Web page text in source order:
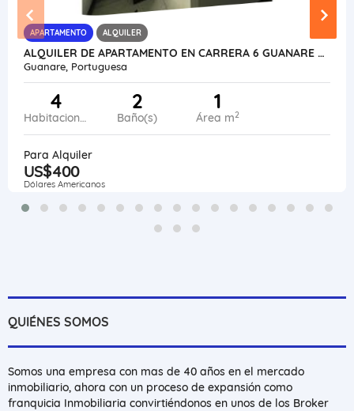
APARTAMENTO ALQUILER
ALQUILER DE APARTAMENTO EN CARRERA 6 GUANARE VE21-245C-JFAK
Guanare, Portuguesa
4
Habitaciones
2
Baño(s)
1
Área m2
Para Alquiler
US$400
Dólares Americanos
QUIÉNES SOMOS
Somos una empresa con mas de 40 años en el mercado
inmobiliario, ahora con un proceso de expansión como
franquicia Inmobiliaria convirtiéndonos en unos de los Broker